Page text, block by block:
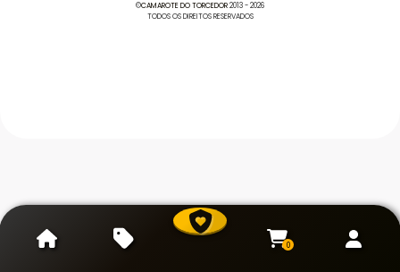
©CAMAROTE DO TORCEDOR2013 - 2026
TODOS OS DIREITOS RESERVADOS
0